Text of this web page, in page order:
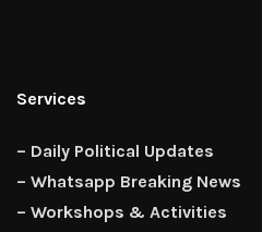
Services
– Daily Political Updates
– Whatsapp Breaking News
– Workshops & Activities